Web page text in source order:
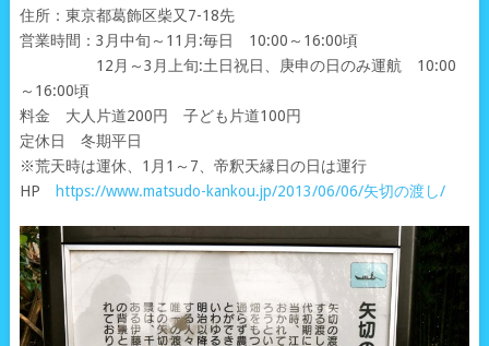
住所：東京都葛飾区柴又7-18先
営業時間：3月中旬～11月:毎日 10:00～16:00頃
12月～3月上旬:土日祝日、庚申の日のみ運航 10:00
～16:00頃
料金 大人片道200円 子ども片道100円
定休日 冬期平日
※荒天時は運休、1月1～7、帝釈天縁日の日は運行
HP https://www.matsudo-kankou.jp/2013/06/06/矢切の渡し/